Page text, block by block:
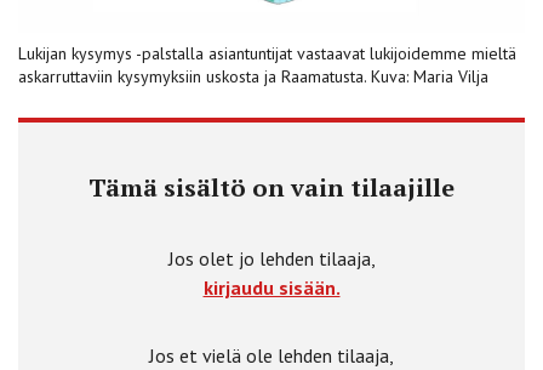
Lukijan kysymys -palstalla asiantuntijat vastaavat lukijoidemme mieltä
askarruttaviin kysymyksiin uskosta ja Raamatusta. Kuva: Maria Vilja
Tämä sisältö on vain tilaajille
Jos olet jo lehden tilaaja,
kirjaudu sisään.
Jos et vielä ole lehden tilaaja,